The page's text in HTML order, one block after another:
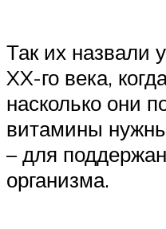
Так их назвали
XX-го века,
насколько они
витамины
– для
организма.